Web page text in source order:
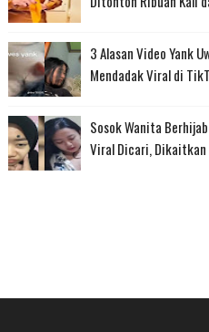
3 Alasan Video Yank
Mendadak Viral di
Sosok Wanita
Viral Dicari, Dikaitkan